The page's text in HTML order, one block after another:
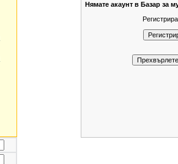
Нямате акаунт в Базар за